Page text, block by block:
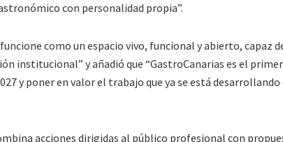
con personalidad propia”.
como un espacio vivo, funcional y abierto, capaz
institucional” y añadió que “GastroCanarias es el
y poner en valor el trabajo que ya se está desarrollando
acciones dirigidas al público profesional con